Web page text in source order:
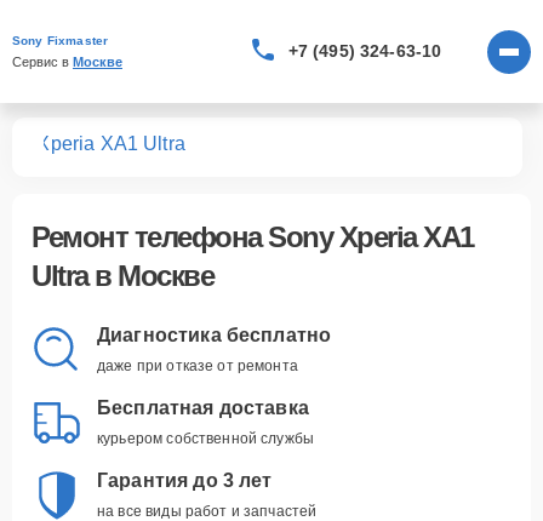
Sony Fixmaster
Сервис в Москве
+7 (495) 324-63-10
Xperia XA1 Ultra
Ремонттелефона Sony Xperia XA1
Ultraв Москве
Диагностика бесплатно
даже при отказе от ремонта
Бесплатная доставка
курьером собственной службы
Гарантия до 3 лет
на все виды работ и запчастей